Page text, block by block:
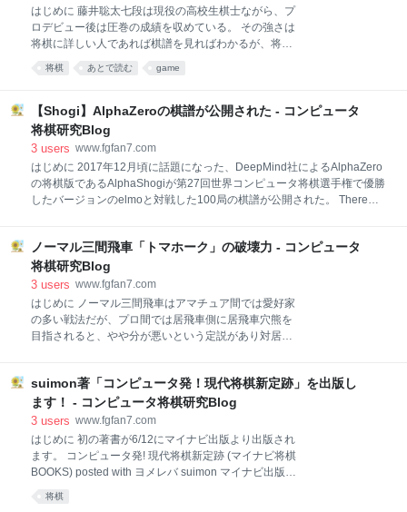
いうタイトルで、ソフト指しをする人に対して警鐘を鳴らしたいと思
う。 スポンサーリンク はじめに
はじめに 藤井聡太七段は現役の高校生棋士ながら、プ
ロデビュー後は圧巻の成績を収めている。 その強さは
将棋に詳しい人であれば棋譜を見ればわかるが、将棋
歴がまだ浅い人にとっては「藤井聡太七段は具体的に
どこが強いのか」という疑問があるかもしれない。 今
太七段の強さがわかるように説明していきたい。 はじ
めに 序盤編～ソフト研究の影響と発想の自由さ～ 中盤
編～意表さと正確さ 終盤編～的確さとあきらめない心
まずは序盤編。 藤井聡太七段はコンピュータ将棋ソフ
トでの検討を普段の研究に取り入れているという話は
有名だ。 公式戦での対局においてもその影響を感じさ
順位戦 戦型：中飛車 場所：東京・将棋会館 先手：増
田康宏六段 後手：藤井聡太七段 手数
将棋 あとで読む game
【Shogi】AlphaZeroの棋譜が公開された - コンピュータ
将棋研究Blog
3 users www.fgfan7.com
はじめに 2017年12月頃に話題になった、DeepMind社によるAlphaZero
の将棋版であるAlphaShogiが第27回世界コンピュータ将棋選手権で優勝
したバージョンのelmoと対戦した100局の棋譜が公開された。 There
(@DeepMindAI) 2018年12月6日 その棋譜を早速ダウンロードして内容
を確認してみたのでその感想を書いてみたいと思う。 スポンサーリンク
棋譜を見ての感想 AlphaShogiは居飛車党で相掛かりと角換わり、横歩
取り青野流を好むようだ。 以前に発表された論文https://arx
ノーマル三間飛車「トマホーク」の破壊力 - コンピュータ
将棋研究Blog
3 users www.fgfan7.com
はじめに ノーマル三間飛車はアマチュア間では愛好家
の多い戦法だが、プロ間では居飛車側に居飛車穴熊を
目指されると、やや分が悪いという定説があり対居飛
という戦法が水面下で研究されており、アマチュアの
タップダイス氏をはじめとしたアマチュア間や振り飛
車党のプロ間で指されてきた。 最近ではプロ公式戦や
コンピュータ同士の対局でトマホークを見ることも増
え、徐々に市民権を得てきているように感じている。
今回の記事ではその「トマホーク」の破壊力のある攻
戦例 序盤戦 中盤戦 終盤戦 ノーマル三間飛車「トマホ
suimon著「コンピュータ発！現代将棋新定跡」を出版し
ます！ - コンピュータ将棋研究Blog
3 users www.fgfan7.com
はじめに 初の著書が6/12にマイナビ出版より出版され
ます。 コンピュータ発! 現代将棋新定跡 (マイナビ将棋
BOOKS) posted with ヨメレバ suimon マイナビ出版
2018-06-12 Amazon Kindle 楽天ブックス コンピュー
タ発！現代将棋新定跡【棋譜ファイル付き】 ※将棋情
将棋